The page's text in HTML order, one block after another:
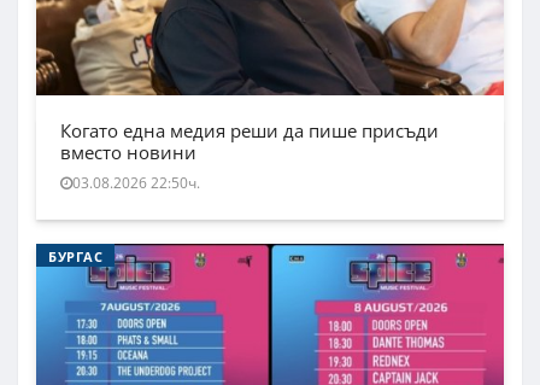
Когато една медия реши да пише присъди
вместо новини
03.08.2026 22:50ч.
БУРГАС